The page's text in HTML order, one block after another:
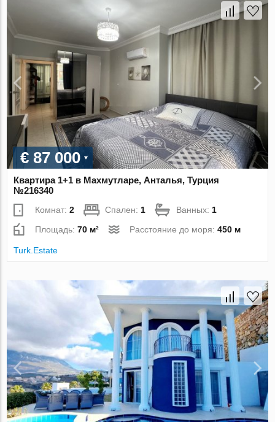
€ 87 000
Квартира 1+1 в Махмутларе, Анталья, Турция
№216340
Комнат:2 Спален:1 Ванных:1
Площадь:70 м² Расстояние до моря:450 м
Turk.Estate